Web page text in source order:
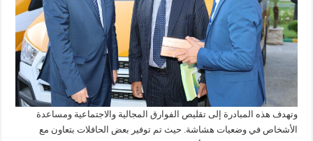
وتهدف هذه المبادرة إلى تقليص الفوارق المجالية والاجتماعية ومساعدة
الأشخاص في وضعيات هشاشة. حيث تم توفير بعض الحافلات بتعاون مع